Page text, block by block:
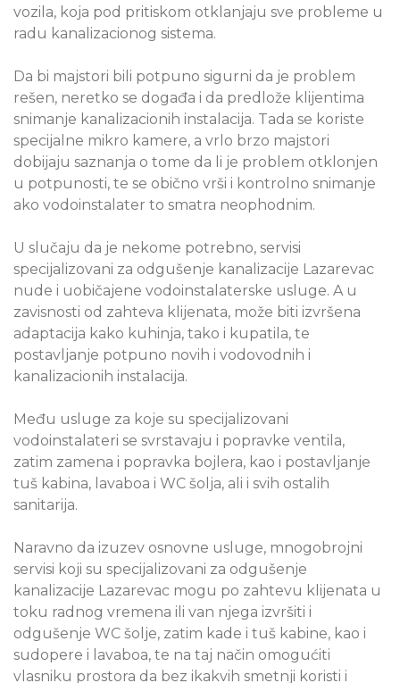
vozila, koja pod pritiskom otklanjaju sve probleme u
radu kanalizacionog sistema.
Da bi majstori bili potpuno sigurni da je problem
rešen, neretko se događa i da predlože klijentima
snimanje kanalizacionih instalacija. Tada se koriste
specijalne mikro kamere, a vrlo brzo majstori
dobijaju saznanja o tome da li je problem otklonjen
u potpunosti, te se obično vrši i kontrolno snimanje
ako vodoinstalater to smatra neophodnim.
U slučaju da je nekome potrebno, servisi
specijalizovani za odgušenje kanalizacije Lazarevac
nude i uobičajene vodoinstalaterske usluge. A u
zavisnosti od zahteva klijenata, može biti izvršena
adaptacija kako kuhinja, tako i kupatila, te
postavljanje potpuno novih i vodovodnih i
kanalizacionih instalacija.
Među usluge za koje su specijalizovani
vodoinstalateri se svrstavaju i popravke ventila,
zatim zamena i popravka bojlera, kao i postavljanje
tuš kabina, lavaboa i WC šolja, ali i svih ostalih
sanitarija.
Naravno da izuzev osnovne usluge, mnogobrojni
servisi koji su specijalizovani za odgušenje
kanalizacije Lazarevac mogu po zahtevu klijenata u
toku radnog vremena ili van njega izvršiti i
odgušenje WC šolje, zatim kade i tuš kabine, kao i
sudopere i lavaboa, te na taj način omogućiti
vlasniku prostora da bez ikakvih smetnji koristi i